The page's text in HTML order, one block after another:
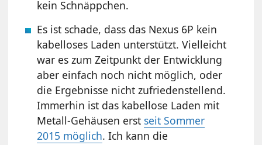
kein Schnäppchen.
Es ist schade, dass das Nexus 6P kein
kabelloses Laden unterstützt. Vielleicht
war es zum Zeitpunkt der Entwicklung
aber einfach noch nicht möglich, oder
die Ergebnisse nicht zufriedenstellend.
Immerhin ist das kabellose Laden mit
Metall-Gehäusen erst seit Sommer
2015 möglich. Ich kann die